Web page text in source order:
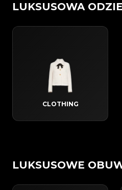
LUKSUSOWA
CLOTHING
LUKSUSOWE